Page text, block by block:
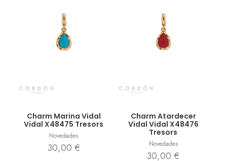
Charm Marina Vidal
Vidal X48475 Tresors
Novedades
30,00 €
Charm Atardecer
Vidal Vidal X48476
Tresors
Novedades
30,00€